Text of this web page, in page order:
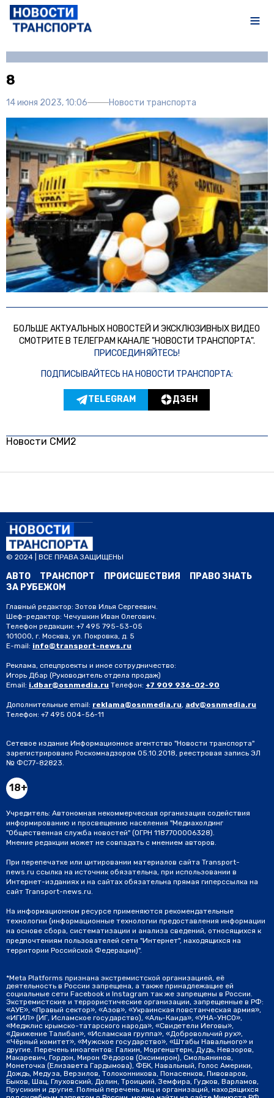
8
14 июня 2023, 10:06 Новости транспорта
БОЛЬШЕ АКТУАЛЬНЫХ НОВОСТЕЙ И ЭКСКЛЮЗИВНЫХ ВИДЕО
СМОТРИТЕ В ТЕЛЕГРАМ КАНАЛЕ "НОВОСТИ ТРАНСПОРТА".
ПРИСОЕДИНЯЙТЕСЬ!
ПОДПИСЫВАЙТЕСЬ НА НОВОСТИ ТРАНСПОРТА:
TELEGRAM ДЗЕН
Новости СМИ2
© 2024 | ВСЕ ПРАВА ЗАЩИЩЕНЫ
АВТО ТРАНСПОРТ ПРОИСШЕСТВИЯ
ПРАВО ЗНАТЬ
ЗА РУБЕЖОМ
Главный редактор: Зотов Илья Сергеевич.
Шеф-редактор: Чечушкин Иван Олегович.
Телефон редакции: +7 495 795-53-05
101000, г. Москва, ул. Покровка, д. 5
E-mail: info@transport-news.ru
Реклама, спецпроекты и иное сотрудничество:
Игорь Дбар (Руководитель отдела продаж)
Email: i.dbar@osnmedia.ru Телефон: +7 909 936-02-90
Дополнительные email: reklama@osnmedia.ru, adv@osnmedia.ru
Телефон: +7 495 004-56-11
Сетевое издание Информационное агентство "Новости транспорта"
зарегистрировано Роскомнадзором 05.10.2018, реестровая запись ЭЛ
№ ФС77-82823.
18+
Учредитель: Автономная некоммерческая организация содействия
информированию и просвещению населения "Медиахолдинг
"Общественная служба новостей" (ОГРН 1187700006328).
Мнение редакции может не совпадать с мнением авторов.
При перепечатке или цитировании материалов сайта Transport-
news.ru ссылка на источник обязательна, при использовании в
Интернет-изданиях и на сайтах обязательна прямая гиперссылка на
сайт Transport-news.ru.
На информационном ресурсе применяются рекомендательные
технологии (информационные технологии предоставления информации
на основе сбора, систематизации и анализа сведений, относящихся к
предпочтениям пользователей сети "Интернет", находящихся на
территории Российской Федерации)".
*Meta Platforms признана экстремистской организацией, её
деятельность в России запрещена, а также принадлежащие ей
социальные сети Facebook и Instagram так же запрещены в России.
Экстремистские и террористические организации, запрещенные в РФ:
«АУЕ», «Правый сектор», «Азов», «Украинская повстанческая армия»,
«ИГИЛ» (ИГ, Исламское государство), «Аль-Каида», «УНА-УНСО»,
«Меджлис крымско-татарского народа», «Свидетели Иеговы»,
«Движение Талибан», «Исламская группа», «Добровольчий рух»,
«Чёрный комитет», «Мужское государство», «Штабы Навального» и
другие. Перечень иноагентов: Галкин, Моргенштерн, Дудь, Невзоров,
Макаревич, Гордон, Мирон Фёдоров (Оксимирон), Смольянинов,
Монеточка (Елизавета Гардымова), ФБК, Навальный, Голос Америки,
Дождь, Медуза, Верзилов, Толоконникова, Понасенков, Пивоваров,
Быков, Шац, Глуховский, Долин, Троицкий, Земфира, Гудков, Варламов,
Прусикин и другие. Полный перечень лиц и организаций, находящихся